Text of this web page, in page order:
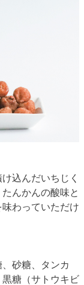
込んだいちじく
んかんの酸味と
わっていただけ
砂糖、タンカ
糖（サトウキビ